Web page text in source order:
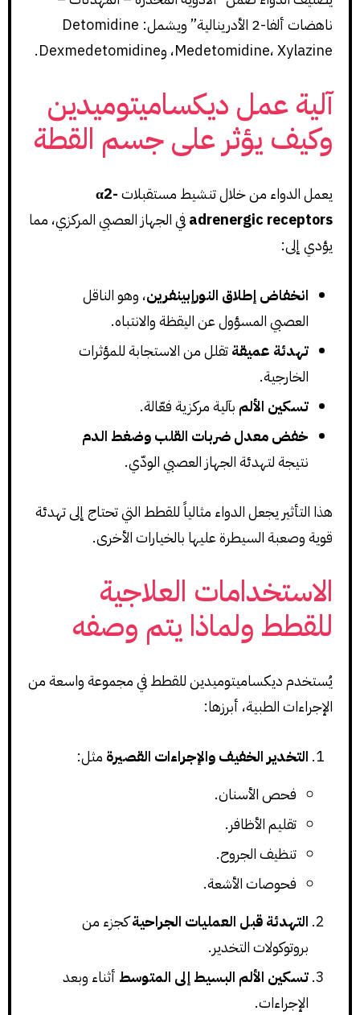
ناهضات ألفا-2 الأدرينالية” ويشمل: Detomidine
Medetomidine، Xylazine، وDexmedetomidine.
آلية عمل ديكساميتوميدين
وكيف يؤثر على جسم القطة
يعمل الدواء من خلال تنشيط مستقبلاتα2-
adrenergic receptorsفي الجهاز العصبي المركزي، مما
يؤدي إلى:
انخفاض إطلاق النورإبينفرين، وهو الناقل
العصبي المسؤول عن اليقظة والانتباه.
تهدئة عميقةتقلل من الاستجابة للمؤثرات
الخارجية.
تسكين الألم بآلية مركزية فعّالة.
خفض معدل ضربات القلب وضغط الدم
نتيجة لتهدئة الجهاز العصبي الودّي.
هذا التأثير يجعل الدواء مثالياً للقطط التي تحتاج إلى تهدئة
قوية وصعبة السيطرة عليها بالخيارات الأخرى.
الاستخدامات العلاجية
للقطط ولماذا يتم وصفه
يُستخدم ديكساميتوميدين للقطط في مجموعة واسعة من
الإجراءات الطبية، أبرزها:
التخدير الخفيف والإجراءات القصيرة مثل:
فحص الأسنان.
تقليم الأظافر.
تنظيف الجروح.
فحوصات الأشعة.
التهدئة قبل العمليات الجراحيةكجزء من
بروتوكولات التخدير.
تسكين الألم البسيط إلى المتوسط أثناء وبعد
الإجراءات.